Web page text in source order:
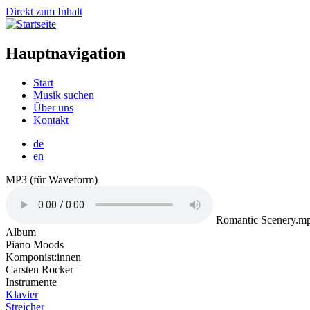
Direkt zum Inhalt
Hauptnavigation
Start
Musik suchen
Über uns
Kontakt
de
en
MP3 (für Waveform)
Romantic
Album
Piano Moods
Komponist:innen
Carsten Rocker
Instrumente
Klavier
Streicher